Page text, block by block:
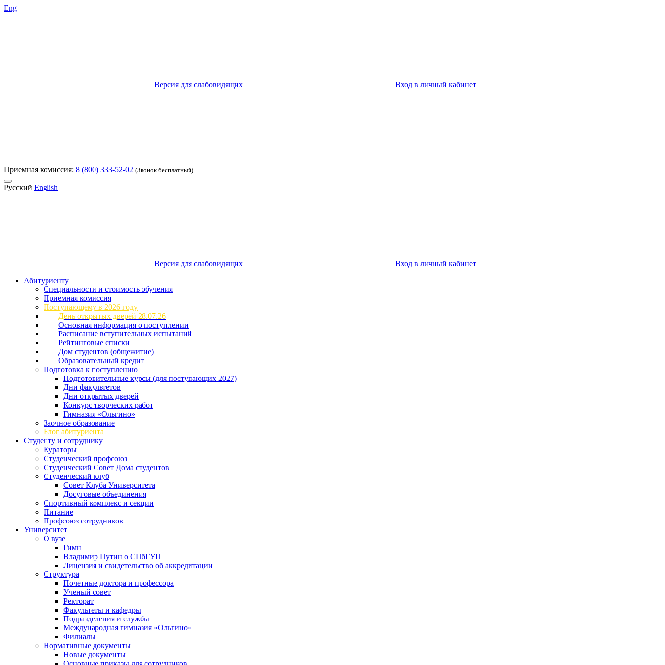
Eng
Версия для слабовидящих Вход в личный кабинет
Приемная комиссия: 8 (800) 333-52-02 (Звонок бесплатный)
Русский English
Версия для слабовидящих
Вход в личный кабинет
Абитуриенту
Специальности и стоимость обучения
Приемная комиссия
Поступающему в 2026 году
День открытых дверей 28.07.26
Основная информация о поступлении
Расписание вступительных испытаний
Рейтинговые списки
Дом студентов (общежитие)
Образовательный кредит
Подготовка к поступлению
Подготовительные курсы (для поступающих 2027)
Дни факультетов
Дни открытых дверей
Конкурс творческих работ
Гимназия «Ольгино»
Заочное образование
Блог абитуриента
Студенту и сотруднику
Кураторы
Студенческий профсоюз
Студенческий Совет Дома студентов
Студенческий клуб
Совет Клуба Университета
Досуговые объединения
Спортивный комплекс и секции
Питание
Профсоюз сотрудников
Университет
О вузе
Гимн
Владимир Путин о СПбГУП
Лицензия и свидетельство об аккредитации
Структура
Почетные доктора и профессора
Ученый совет
Ректорат
Факультеты и кафедры
Подразделения и службы
Международная гимназия «Ольгино»
Филиалы
Нормативные документы
Новые документы
Основные приказы для сотрудников